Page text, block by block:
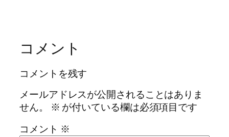
コメント
コメントを残す
メールアドレスが公開されることはありま
せん。
※ が付いている欄は必須項目です
コメント ※